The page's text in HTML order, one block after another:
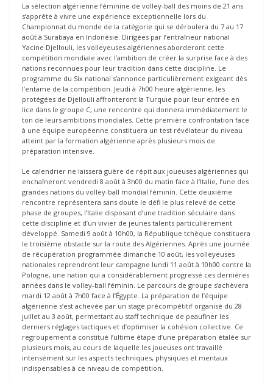
La sélection algérienne féminine de volley-ball des moins de 21 ans
s’apprête à vivre une expérience exceptionnelle lors du
Championnat du monde de la catégorie qui se déroulera du 7 au 17
août à Surabaya en Indonésie. Dirigées par l’entraîneur national
Yacine Djellouli, les volleyeuses algériennes aborderont cette
compétition mondiale avec l’ambition de créer la surprise face à des
nations reconnues pour leur tradition dans cette discipline. Le
programme du Six national s’annonce particulièrement exigeant dès
l’entame de la compétition. Jeudi à 7h00 heure algérienne, les
protégées de Djellouli affronteront la Turquie pour leur entrée en
lice dans le groupe C, une rencontre qui donnera immédiatement le
ton de leurs ambitions mondiales. Cette première confrontation face
à une équipe européenne constituera un test révélateur du niveau
atteint par la formation algérienne après plusieurs mois de
préparation intensive.
Le calendrier ne laissera guère de répit aux joueuses algériennes qui
enchaîneront vendredi 8 août à 3h00 du matin face à l’Italie, l’une des
grandes nations du volley-ball mondial féminin. Cette deuxième
rencontre représentera sans doute le défi le plus relevé de cette
phase de groupes, l’Italie disposant d’une tradition séculaire dans
cette discipline et d’un vivier de jeunes talents particulièrement
développé. Samedi 9 août à 10h00, la République tchèque constituera
le troisième obstacle sur la route des Algériennes. Après une journée
de récupération programmée dimanche 10 août, les volleyeuses
nationales reprendront leur campagne lundi 11 août à 10h00 contre la
Pologne, une nation qui a considérablement progressé ces dernières
années dans le volley-ball féminin. Le parcours de groupe s’achèvera
mardi 12 août à 7h00 face à l’Égypte. La préparation de l’équipe
algérienne s’est achevée par un stage précompétitif organisé du 28
juillet au 3 août, permettant au staff technique de peaufiner les
derniers réglages tactiques et d’optimiser la cohésion collective. Ce
regroupement a constitué l’ultime étape d’une préparation étalée sur
plusieurs mois, au cours de laquelle les joueuses ont travaillé
intensément sur les aspects techniques, physiques et mentaux
indispensables à ce niveau de compétition.